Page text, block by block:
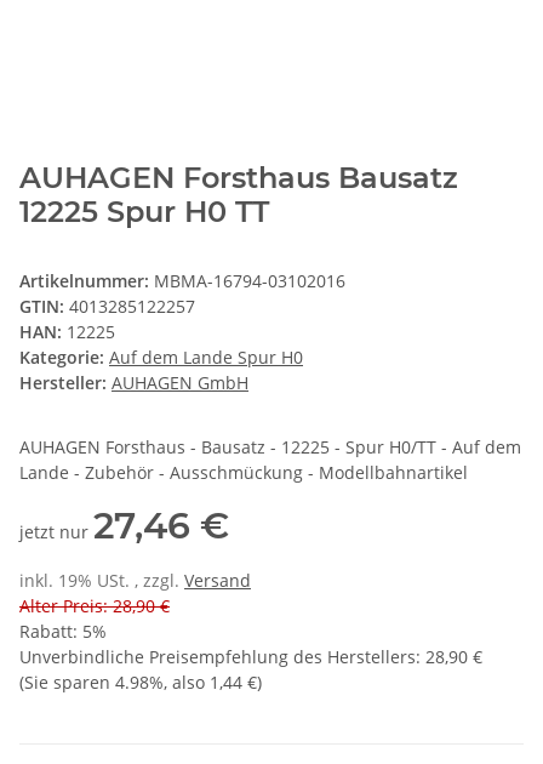
AUHAGEN Forsthaus Bausatz
12225 Spur H0 TT
Artikelnummer: MBMA-16794-03102016
GTIN: 4013285122257
HAN: 12225
Kategorie: Auf dem Lande Spur H0
Hersteller: AUHAGEN GmbH
AUHAGEN Forsthaus - Bausatz - 12225 - Spur H0/TT - Auf dem
Lande - Zubehör - Ausschmückung - Modellbahnartikel
jetzt nur 27,46 €
inkl. 19% USt. , zzgl. Versand
Alter Preis: 28,90 €
Rabatt: 5%
Unverbindliche Preisempfehlung des Herstellers: 28,90 €
(Sie sparen 4.98%, also 1,44 €)